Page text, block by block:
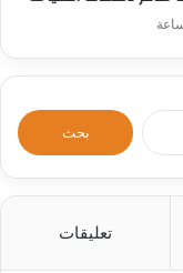
تعليقات